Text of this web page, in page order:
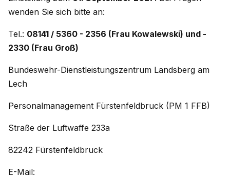
wenden Sie sich bitte an:
Tel.: 08141 / 5360 - 2356 (Frau Kowalewski) und -
2330 (Frau Groß)
Bundeswehr-Dienstleistungszentrum Landsberg am
Lech
Personalmanagement Fürstenfeldbruck (PM 1 FFB)
Straße der Luftwaffe 233a
82242 Fürstenfeldbruck
E-Mail: